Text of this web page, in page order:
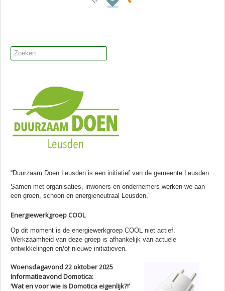
“Duurzaam Doen Leusden is een initiatief van de gemeente Leusden.
Samen met organisaties, inwoners en ondernemers werken we aan
een groen, schoon en energieneutraal Leusden.”
Energiewerkgroep COOL
Op dit moment is de energiewerkgroep COOL niet actief.
Werkzaamheid van deze groep is afhankelijk van actuele
ontwikkelingen en/of nieuwe initiatieven.
Woensdagavond 22 oktober 2025
Informatieavond Domotica:
‘Wat en voor wie is Domotica eigenlijk?!’